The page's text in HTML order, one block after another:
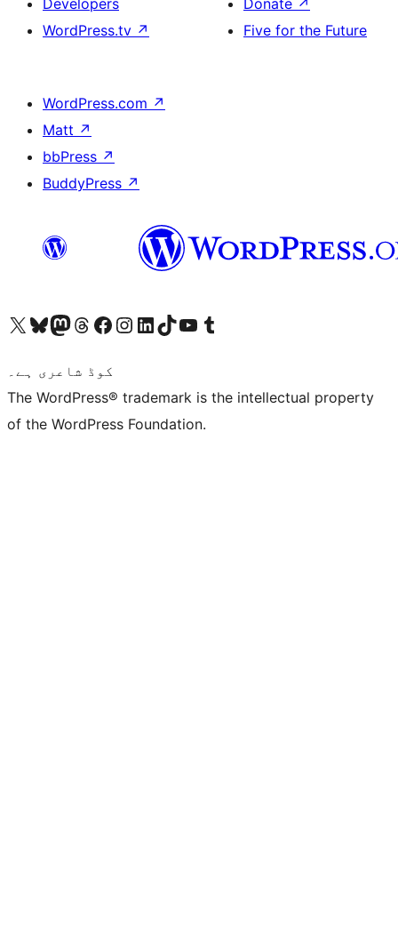
Developers
WordPress.tv ↗
Donate ↗
Five for the Future
WordPress.com ↗
Matt ↗
bbPress ↗
BuddyPress ↗
Visit our X (formerly Twitter) account
ہمارے بلیواسکائی اکاؤنٹ پر جائیں
Visit our Mastodon account
ہمارے ٹھریڈز اکاؤنٹ پر جائیں
Visit our Facebook page
Visit our Instagram account
Visit our LinkedIn account
ہمارے ٹک ٹاک اکاؤنٹ پر جائیں
Visit our YouTube channel
ہمارے ٹمبلر اکاؤنٹ پر جائیں
کوڈ شاعری ہے۔
The WordPress® trademark is the intellectual property
of the WordPress Foundation.